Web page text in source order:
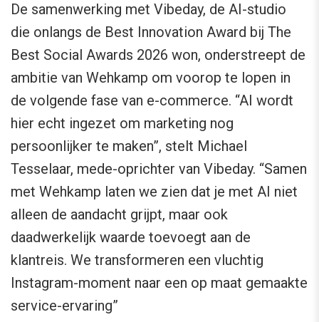
De samenwerking met Vibeday, de AI-studio
die onlangs de Best Innovation Award bij The
Best Social Awards 2026 won, onderstreept de
ambitie van Wehkamp om voorop te lopen in
de volgende fase van e-commerce. “AI wordt
hier echt ingezet om marketing nog
persoonlijker te maken”, stelt Michael
Tesselaar, mede-oprichter van Vibeday. “Samen
met Wehkamp laten we zien dat je met AI niet
alleen de aandacht grijpt, maar ook
daadwerkelijk waarde toevoegt aan de
klantreis. We transformeren een vluchtig
Instagram-moment naar een op maat gemaakte
service-ervaring”